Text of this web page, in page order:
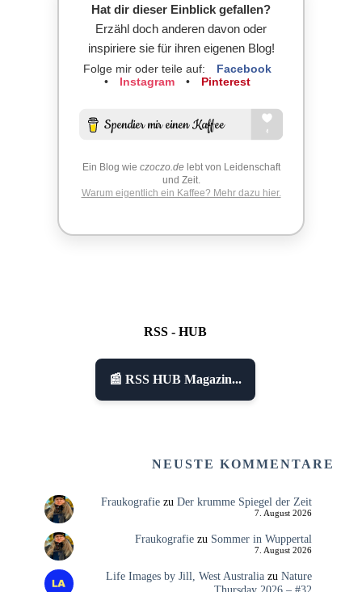
Hat dir dieser Einblick gefallen?
Erzähl doch anderen davon oder
inspiriere sie für ihren eigenen Blog!
Folge mir oder teile auf:
Facebook
•
Instagram • Pinterest
Ein Blog wie czoczo.delebt von Leidenschaft
und Zeit.
Warum eigentlich ein Kaffee? Mehr dazu hier.
RSS - HUB
📰 RSS HUB Magazin...
NEUSTE KOMMENTARE
Fraukografiezu Der krumme Spiegel der Zeit
7. August 2026
Fraukografiezu Sommer in Wuppertal
7. August 2026
Life Images by Jill, West Australiazu Nature